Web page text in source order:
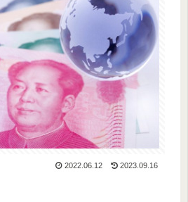
2022.06.12 2023.09.16